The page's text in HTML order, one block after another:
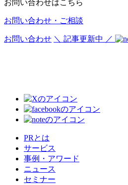
お問い合わせはこちら
お問い合わせ・ご相談
お問い合わせ ＼ 記事更新中 ／
PRとは
サービス
事例・アワード
ニュース
セミナー